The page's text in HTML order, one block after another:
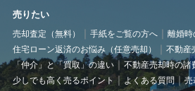
売りたい
売却査定（無料） 手紙をご覧の方へ
離婚時
住宅ローン返済のお悩み（任意売却）
不動産
「仲介」と「買取」の違い
不動産売却時の諸
少しでも高く売るポイント
よくある質問 売